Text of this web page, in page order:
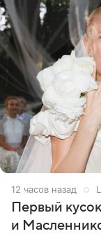
12 часов назад
Первый
и